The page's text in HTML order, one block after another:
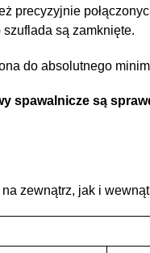
precyzyjnie
są zamknięte.
do absolutnego
spawalnicze są
na zewnątrz, jak i